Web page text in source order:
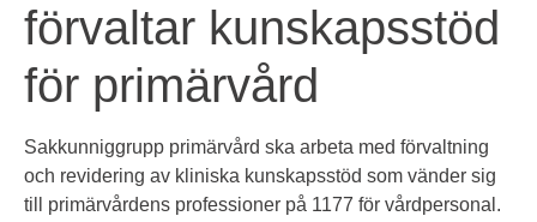
förvaltar kunskapsstöd
för primärvård
Sakkunniggrupp primärvård ska arbeta med förvaltning
och revidering av kliniska kunskapsstöd som vänder sig
till primärvårdens professioner på 1177 för vårdpersonal.